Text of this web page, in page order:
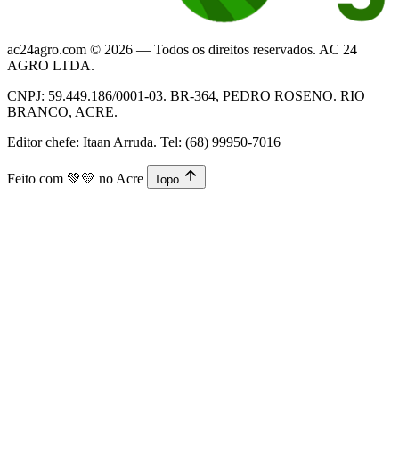
ac24agro.com © 2026 — Todos os direitos reservados. AC 24
AGRO LTDA.
CNPJ: 59.449.186/0001-03. BR-364, PEDRO ROSENO. RIO
BRANCO, ACRE.
Editor chefe: Itaan Arruda. Tel: (68) 99950-7016
Feito com 💚💛 no Acre Topo